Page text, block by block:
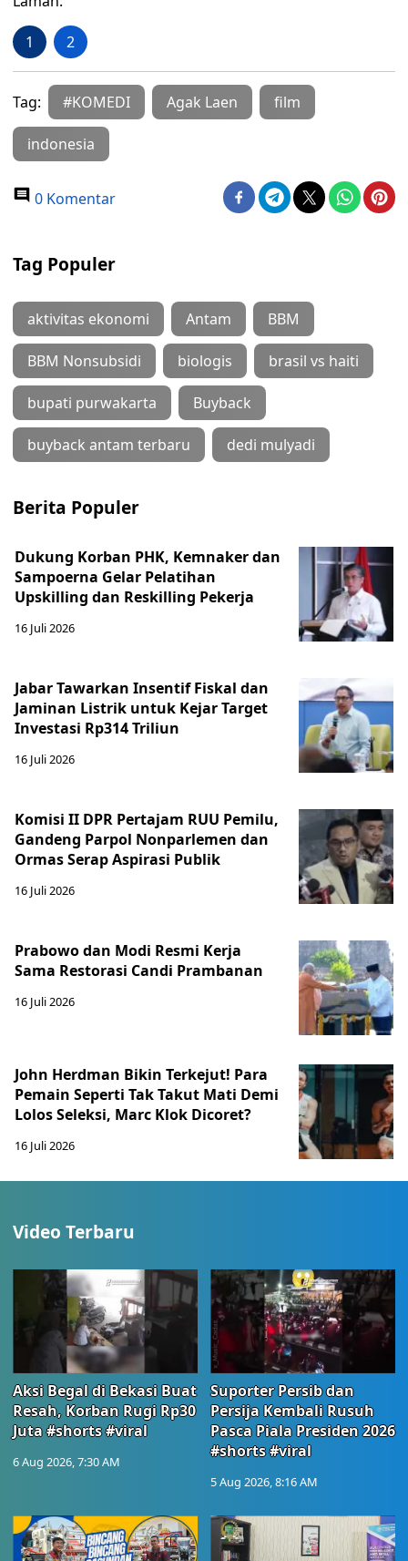
1 2
Tag: #KOMEDI Agak Laen film
indonesia
0 Komentar
Tag Populer
aktivitas ekonomi Antam BBM
BBM Nonsubsidi biologis brasil vs haiti
bupati purwakarta Buyback
buyback antam terbaru dedi mulyadi
Berita Populer
Dukung Korban PHK, Kemnaker dan
Sampoerna Gelar Pelatihan
Upskilling dan Reskilling Pekerja
16 Juli 2026
Jabar Tawarkan Insentif Fiskal dan
Jaminan Listrik untuk Kejar Target
Investasi Rp314 Triliun
16 Juli 2026
Komisi II DPR Pertajam RUU Pemilu,
Gandeng Parpol Nonparlemen dan
Ormas Serap Aspirasi Publik
16 Juli 2026
Prabowo dan Modi Resmi Kerja
Sama Restorasi Candi Prambanan
16 Juli 2026
John Herdman Bikin Terkejut! Para
Pemain Seperti Tak Takut Mati Demi
Lolos Seleksi, Marc Klok Dicoret?
16 Juli 2026
Video Terbaru
Aksi Begal di Bekasi Buat
Resah, Korban Rugi Rp30
Juta #shorts #viral
6 Aug 2026, 7:30 AM
Suporter Persib dan
Persija Kembali Rusuh
Pasca Piala Presiden 2026
#shorts #viral
5 Aug 2026, 8:16 AM